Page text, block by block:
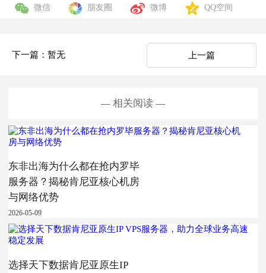
微信 朋友圈 微博 QQ空间
下一篇：暂无 上一篇
相关阅读
东非出海为什么都在抢内罗毕
服务器？揭秘肯尼亚核心机房
与网络优势
2026-05-09
选择天下数据肯尼亚原生IP